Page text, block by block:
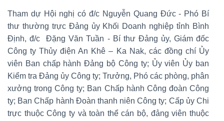
Tham dự Hội nghị có đ/c Nguyễn Quang Đức - Phó Bí
thư thường trực Đảng ủy Khối Doanh nghiệp tỉnh Bình
Định, đ/c Đặng Văn Tuần - Bí thư Đảng ủy, Giám đốc
Công ty Thủy điện An Khê – Ka Nak, các đồng chí Ủy
viên Ban chấp hành Đảng bộ Công ty; Ủy viên Ủy ban
Kiểm tra Đảng ủy Công ty; Trưởng, Phó các phòng, phân
xưởng trong Công ty; Ban Chấp hành Công đoàn Công
ty; Ban Chấp hành Đoàn thanh niên Công ty; Cấp ủy Chi
trực thuộc Công ty và toàn thể cán bộ, đảng viên thuộc